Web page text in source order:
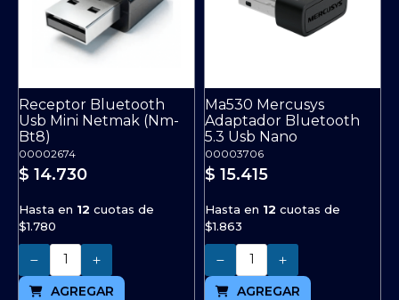
Receptor Bluetooth
Usb Mini Netmak (Nm-
Bt8)
00002674
$ 14.730
Hasta en 12 cuotas de
$1.780
Cantidad
AGREGAR
Ma530 Mercusys
Adaptador Bluetooth
5.3 Usb Nano
00003706
$ 15.415
Hasta en 12 cuotas de
$1.863
Cantidad
AGREGAR